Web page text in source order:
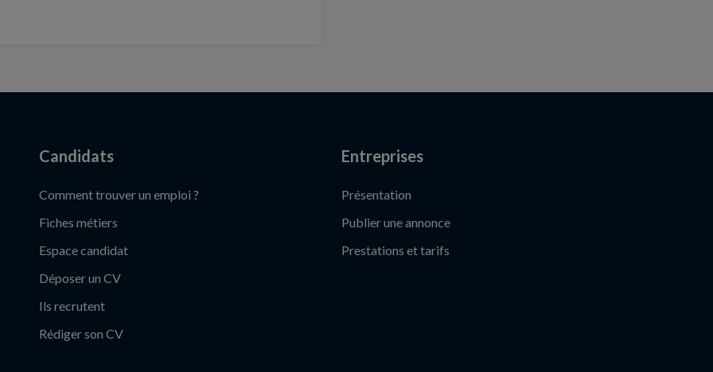
Candidats
Comment trouver un emploi ?
Fiches métiers
Espace candidat
Déposer un CV
Ils recrutent
Rédiger son CV
Entreprises
Présentation
Publier une annonce
Prestations et tarifs